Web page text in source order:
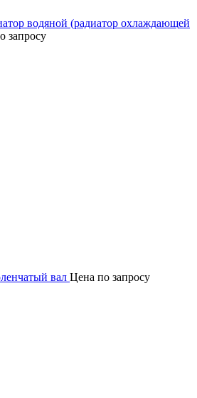
водяной (радиатор охлаждающей
запросу
вал Цена по запросу